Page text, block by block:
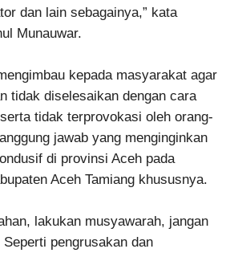
dan lain sebagainya,” kata
Munauwar.
kepada masyarakat agar
tidak diselesaikan dengan cara
tidak terprovokasi oleh orang-
jawab yang menginginkan
di provinsi Aceh pada
Aceh Tamiang khususnya.
lakukan musyawarah, jangan
pengrusakan dan